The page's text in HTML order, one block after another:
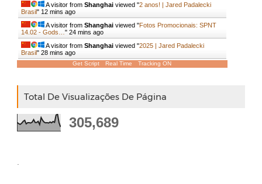
A visitor from Shanghaiviewed "2 anos! | Jared Padalecki
Brasil" 12 mins ago
A visitor from Shanghaiviewed "Fotos Promocionais: SPNT
14.02 - Gods… " 24 mins ago
A visitor from Shanghaiviewed "2025 | Jared Padalecki
Brasil" 28 mins ago
Get Script Real Time Tracking ON
Total De Visualizações De Página
305,689